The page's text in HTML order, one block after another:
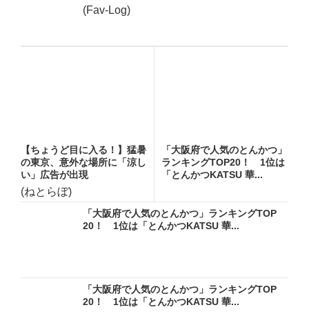
(Fav-Log)
【ちょうど目に入る！】猛暑
の東京、意外な場所に「涼し
い」広告が出現
(ねとらぼ)
「大阪府で人気のとんかつ」
ランキングTOP20！ 1位は
「とんかつKATSU 華...
「大阪府で人気のとんかつ」ランキングTOP
20！ 1位は「とんかつKATSU 華...
「大阪府で人気のとんかつ」ランキングTOP
20！ 1位は「とんかつKATSU 華...